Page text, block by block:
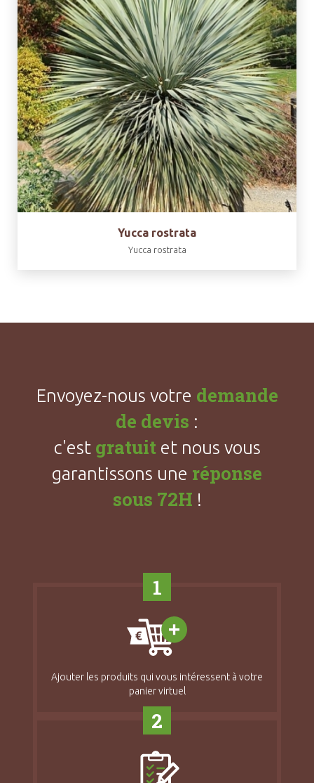
Yucca rostrata
Yucca rostrata
Envoyez-nous votre demande
de devis :
c'est gratuit et nous vous
garantissons une réponse
sous 72H !
1
Ajouter les produits qui vous intéressent à votre
panier virtuel
2